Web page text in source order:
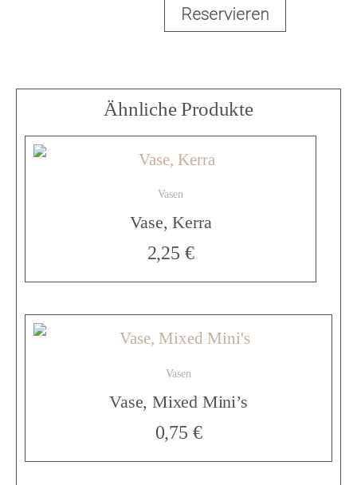
a
s
e
,
S
a
n
d
Reservieren
Ähnliche Produkte
Vasen
Vase, Kerra
2,25 €
Vasen
Vase, Mixed Mini’s
0,75 €